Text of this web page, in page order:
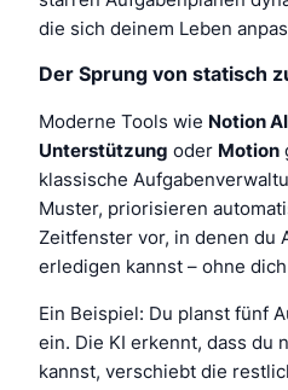
die sich deinem Leben
Der Sprung von statisch
Moderne Tools wie Notion AI
Unterstützung oder Motion
klassische
Muster, priorisieren
Zeitfenster vor, in denen du
erledigen kannst – ohne
Ein Beispiel: Du planst fünf
ein. Die KI erkennt, dass du
kannst, verschiebt die